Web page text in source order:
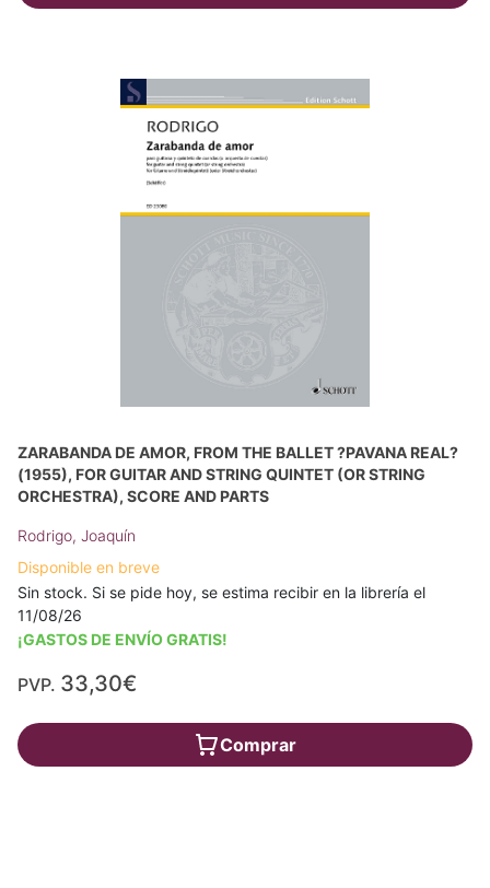
ZARABANDA DE AMOR, FROM THE BALLET ?PAVANA REAL?
(1955), FOR GUITAR AND STRING QUINTET (OR STRING
ORCHESTRA), SCORE AND PARTS
Rodrigo, Joaquín
Disponible en breve
Sin stock. Si se pide hoy, se estima recibir en la librería el
11/08/26
¡GASTOS DE ENVÍO GRATIS!
PVP. 33,30€
Comprar